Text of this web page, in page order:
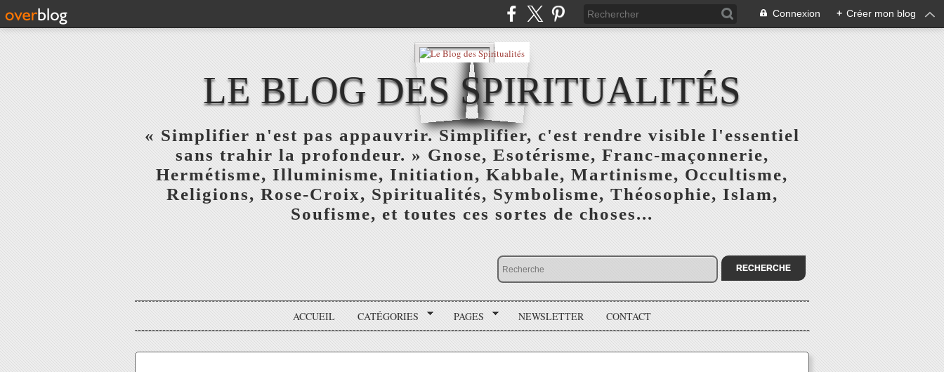
Connexion + Créer mon blog
LE BLOG DES SPIRITUALITÉS
« Simplifier n'est pas appauvrir. Simplifier, c'est rendre visible l'essentiel
sans trahir la profondeur. » Gnose, Esotérisme, Franc-maçonnerie,
Hermétisme, Illuminisme, Initiation, Kabbale, Martinisme, Occultisme,
Religions, Rose-Croix, Spiritualités, Symbolisme, Théosophie, Islam,
Soufisme, et toutes ces sortes de choses...
ACCUEIL CATÉGORIES PAGES NEWSLETTER CONTACT